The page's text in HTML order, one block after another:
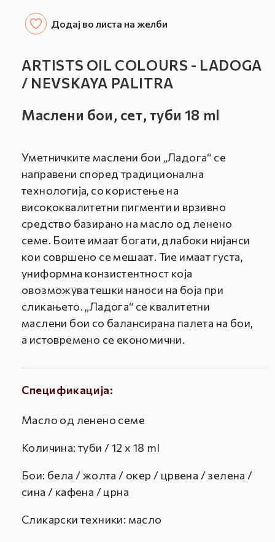
12
МАСЛЕНИ
-
ARTISTS
OIL
-
NEVSKAYA
-
ARTISTS
OIL
-
LADOGA
NEVSKAYA
Додај во листа на желби
ARTISTS OIL COLOURS - LADOGA
/ NEVSKAYA PALITRA
Маслени бои, сет, туби 18 ml
Уметничките маслени бои „Ладога“ се
направени според традиционална
технологија, со користење на
висококвалитетни пигменти и врзивно
средство базирано на масло од ленено
семе. Боите имаат богати, длабоки нијанси
кои совршено се мешаат. Тие имаат густа,
униформна конзистентност која
овозможува тешки наноси на боја при
сликањето. „Ладога“ се квалитетни
маслени бои со балансирана палета на бои,
а истовремено се економични.
Спецификација:
Масло од ленено семе
Количина: туби / 12 x 18 ml
Бои: бела / жолта / окер / црвена / зелена /
сина / кафена / црна
Сликарски техники: масло